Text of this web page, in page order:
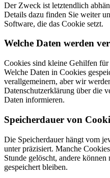
Der Zweck ist letztendlich
Details dazu finden Sie weiter
Software, die das Cookie setzt.
Welche Daten werden
Cookies sind kleine Gehilfen
Welche Daten in Cookies
verallgemeinern, aber wir
Datenschutzerklärung über die
Daten informieren.
Speicherdauer von
Die Speicherdauer hängt vom
unter präzisiert. Manche
Stunde gelöscht, andere
gespeichert bleiben.